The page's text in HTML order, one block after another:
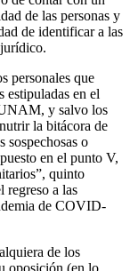
de las personas y
de identificar a las
personales que
estipuladas en el
y salvo los
la bitácora de
sospechosas o
en el punto V,
quinto
regreso a las
de COVID-
de los